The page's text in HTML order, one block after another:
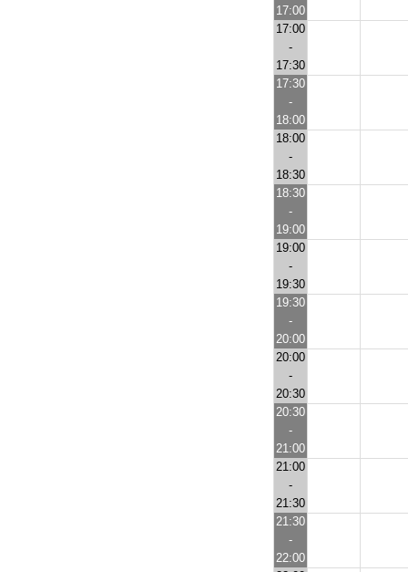
17:00
17:00
-
17:30
17:30
-
18:00
18:00
-
18:30
18:30
-
19:00
19:00
-
19:30
19:30
-
20:00
20:00
-
20:30
20:30
-
21:00
21:00
-
21:30
21:30
-
22:00